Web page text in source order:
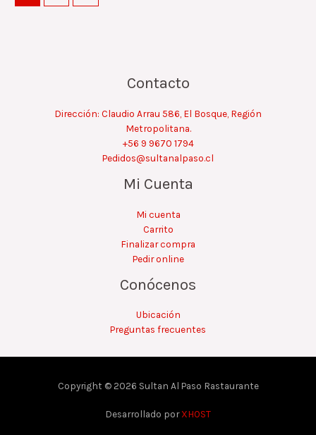
Contacto
Dirección: Claudio Arrau 586, El Bosque, Región
Metropolitana.
+56 9 9670 1794
Pedidos@sultanalpaso.cl
Mi Cuenta
Mi cuenta
Carrito
Finalizar compra
Pedir online
Conócenos
Ubicación
Preguntas frecuentes
Copyright © 2026 Sultan Al Paso Rastaurante
Desarrollado porXHOST